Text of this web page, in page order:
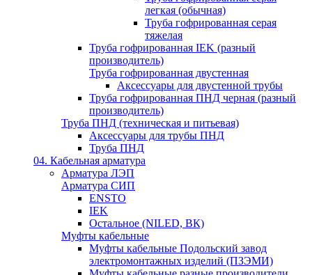
легкая (обычная)
Труба гофрированная серая
тяжелая
Труба гофрированная IEK (разный
производитель)
Труба гофрированная двустенная
Аксессуары для двустенной трубы
Труба гофрированная ПНД черная (разный
производитель)
Труба ПНД (техническая и питьевая)
Аксессуары для трубы ПНД
Труба ПНД
04. Кабельная арматура
Арматура ЛЭП
Арматура СИП
ENSTO
IEK
Остальное (NILED, ВК)
Муфты кабельные
Муфты кабельные Подольский завод
электромонтажных изделий (ПЗЭМИ)